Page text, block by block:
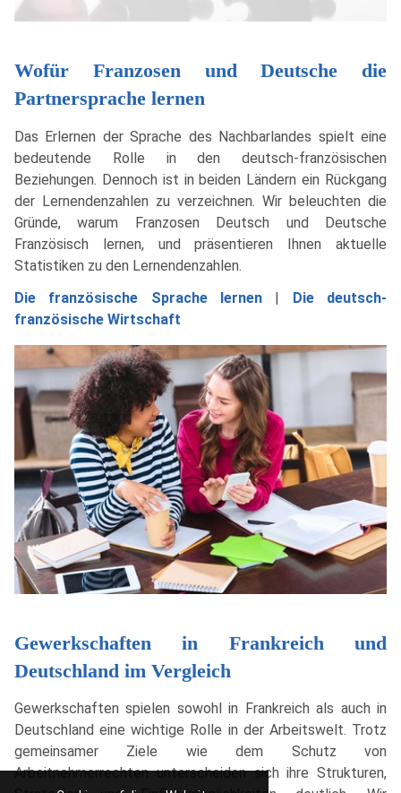
Wofür Franzosen und Deutsche die
Partnersprache lernen
Das Erlernen der Sprache des Nachbarlandes spielt eine
bedeutende Rolle in den deutsch-französischen
Beziehungen. Dennoch ist in beiden Ländern ein Rückgang
der Lernendenzahlen zu verzeichnen. Wir beleuchten die
Gründe, warum Franzosen Deutsch und Deutsche
Französisch lernen, und präsentieren Ihnen aktuelle
Statistiken zu den Lernendenzahlen.
Die französische Sprache lernen | Die deutsch-
französische Wirtschaft
Gewerkschaften in Frankreich und
Deutschland im Vergleich
Gewerkschaften spielen sowohl in Frankreich als auch in
Deutschland eine wichtige Rolle in der Arbeitswelt. Trotz
gemeinsamer Ziele wie dem Schutz von
Arbeitnehmerrechten unterscheiden sich ihre Strukturen,